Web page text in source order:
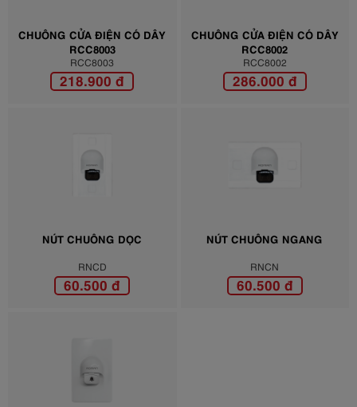
CHUÔNG CỬA ĐIỆN CÓ DÂY
RCC8003
RCC8003
218.900 đ
CHUÔNG CỬA ĐIỆN CÓ DÂY
RCC8002
RCC8002
286.000 đ
NÚT CHUÔNG DỌC
RNCD
60.500 đ
NÚT CHUÔNG NGANG
RNCN
60.500 đ